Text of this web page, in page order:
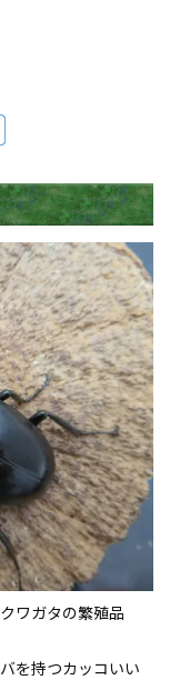
ワガタの繁殖品
を持つカッコいい